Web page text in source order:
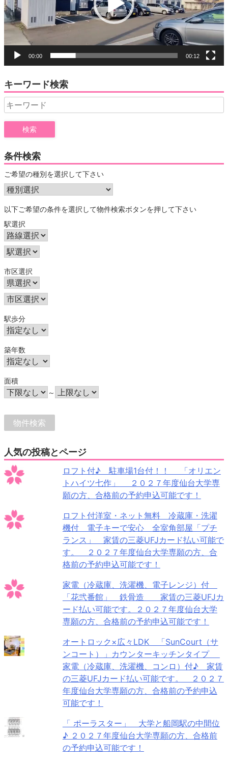
ヤ
ー
00:00 00:12
キーワード検索
Search
for:
条件検索
ご希望の種別を選択して下さい
以下ご希望の条件を選択して物件検索ボタンを押して下さい
駅選択
市区選択
駅歩分
築年数
面積
～
人気の投稿とページ
ロフト付♪ 駐車場1台付！！ 「オリエン
トハイツ七作」 ２０２７年度仙台大学専
願の方、合格前の予約申込可能です！
ロフト付洋室・ネット無料 冷蔵庫・洗濯
機付 電子キーで安心 全室角部屋「プチ
ランス」 家賃の三菱UFJカード払い可能で
す。 ２０２７年度仙台大学専願の方、合
格前の予約申込可能です！
家電（冷蔵庫、洗濯機、電子レンジ）付
「花弐番館」 鉄骨造 家賃の三菱UFJカ
ード払い可能です。２０２７年度仙台大学
専願の方、合格前の予約申込可能です！
オートロック×広々LDK 「SunCourt（サ
ンコート）」カウンターキッチンタイプ
家電（冷蔵庫、洗濯機、コンロ）付♪ 家賃
の三菱UFJカード払い可能です。 ２０２７
年度仙台大学専願の方、合格前の予約申込
可能です！
「 ポーラスター」 大学と船岡駅の中間位
♪ ２０２７年度仙台大学専願の方、合格前
の予約申込可能です！